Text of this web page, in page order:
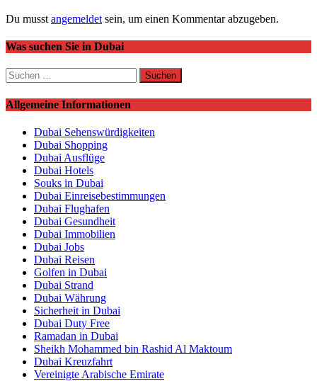
Du musst angemeldet sein, um einen Kommentar abzugeben.
Was suchen Sie in Dubai
Suchen
nach:
Allgemeine Informationen
Dubai Sehenswürdigkeiten
Dubai Shopping
Dubai Ausflüge
Dubai Hotels
Souks in Dubai
Dubai Einreisebestimmungen
Dubai Flughafen
Dubai Gesundheit
Dubai Immobilien
Dubai Jobs
Dubai Reisen
Golfen in Dubai
Dubai Strand
Dubai Währung
Sicherheit in Dubai
Dubai Duty Free
Ramadan in Dubai
Sheikh Mohammed bin Rashid Al Maktoum
Dubai Kreuzfahrt
Vereinigte Arabische Emirate